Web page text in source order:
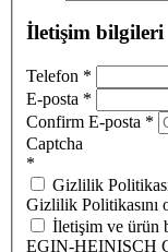
İletişim bilgileri
Telefon *
E-posta *
Confirm E-posta *
Captcha
*
Gizlilik
Gizlilik Politikasını
İletişim ve ürün
EGIN-HEINISCH